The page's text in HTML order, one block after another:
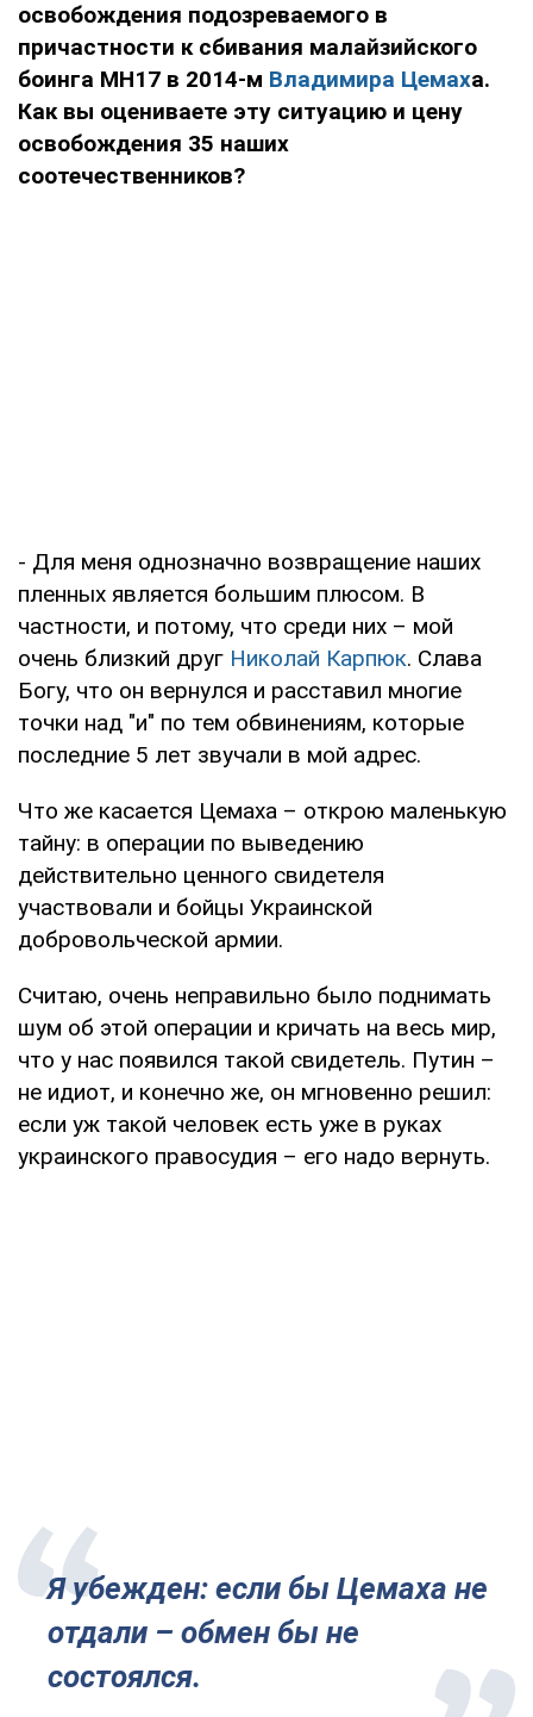
освобождения подозреваемого в
причастности к сбивания малайзийского
боинга MH17 в 2014-м Владимира Цемаха.
Как вы оцениваете эту ситуацию и цену
освобождения 35 наших
соотечественников?
- Для меня однозначно возвращение наших
пленных является большим плюсом. В
частности, и потому, что среди них – мой
очень близкий друг Николай Карпюк. Слава
Богу, что он вернулся и расставил многие
точки над "и" по тем обвинениям, которые
последние 5 лет звучали в мой адрес.
Что же касается Цемаха – открою маленькую
тайну: в операции по выведению
действительно ценного свидетеля
участвовали и бойцы Украинской
добровольческой армии.
Считаю, очень неправильно было поднимать
шум об этой операции и кричать на весь мир,
что у нас появился такой свидетель. Путин –
не идиот, и конечно же, он мгновенно решил:
если уж такой человек есть уже в руках
украинского правосудия – его надо вернуть.
Я убежден: если бы Цемаха не
отдали – обмен бы не
состоялся.